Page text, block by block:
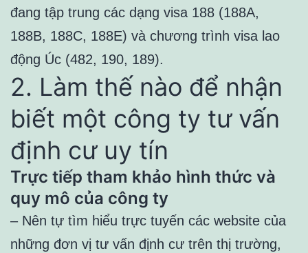
đang tập trung các dạng visa 188 (188A,
188B, 188C, 188E) và chương trình visa lao
động Úc (482, 190, 189).
2. Làm thế nào để nhận
biết một công ty tư vấn
định cư uy tín
Trực tiếp tham khảo hình thức và
quy mô của công ty
– Nên tự tìm hiểu trực tuyến các website của
những đơn vị tư vấn định cư trên thị trường,